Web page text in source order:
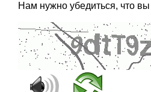
Нам нужно убедиться, что